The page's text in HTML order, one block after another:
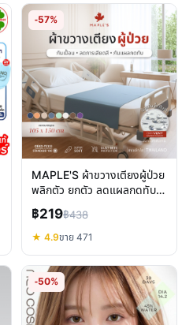
-57%
MAPLE'S ผ้าขวางเตียงผู้ป่วย
พลิกตัว ยกตัว ลดแผลกดทับ
ดูแลผู้ป่วยติดเตียง
฿219฿438
★ 4.9ขาย 471
-50%